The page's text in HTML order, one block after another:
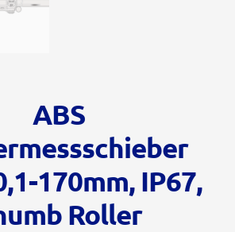
ABS
170mm, IP67,
Roller